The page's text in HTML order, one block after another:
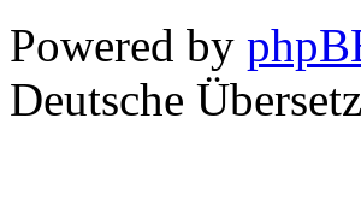
Powered by
Deutsche